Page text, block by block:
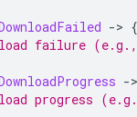
-> {
failure
->
progress